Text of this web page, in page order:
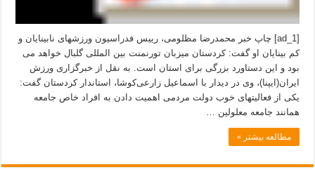
[ad_1] چاپ خبر محمدرضا مظلومی، رییس فدراسیون ورزشهای نابینایان و
کم بینایان او گفت: کردستان میزبان تورنمنت بین المللی گلبال خواهد می
بود و این دستاورد بزرگی برای استان است. به نقل از خبرگزاری ورزش
ایران(ایپنا)، وی در دیدار با اسماعیل زارعی‌کوشا، استاندار کردستان گفت:
یکی از فعالیتهای خوب دولت مردمی اهمیت دادن به افراد خاص جامعه
همانند جامعه معلولین …
مطالعه بیشتر »